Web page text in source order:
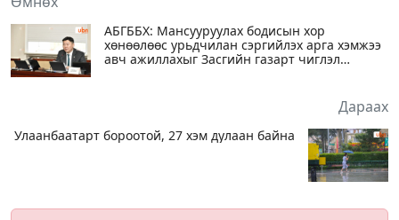
АБГББХ: Мансууруулах бодисын хор
хөнөөлөөс урьдчилан сэргийлэх арга хэмжээ
авч ажиллахыг Засгийн газарт чиглэл
Дараах
Улаанбаатарт бороотой, 27 хэм дулаан байна